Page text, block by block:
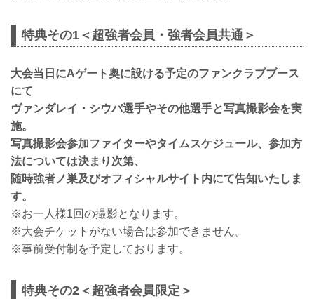
特典その1＜超強者会員・強者会員共通＞
大会当日にAゲート奥に設ける予定のファンクラブブース
にて
ヴァンダレイ・シウバ選手やその他選手と写真撮影会を実
施。
写真撮影会参加ファイターやタイムスケジュール、参加方
法については決まり次第、
随時強者ノ巣及びオフィシャルサイト内にて告知いたしま
す。
※お一人様1回の撮影となります。
※大会チケットがない場合は参加できません。
※事前受付制を予定しております。
特典その2＜超強者会員限定＞